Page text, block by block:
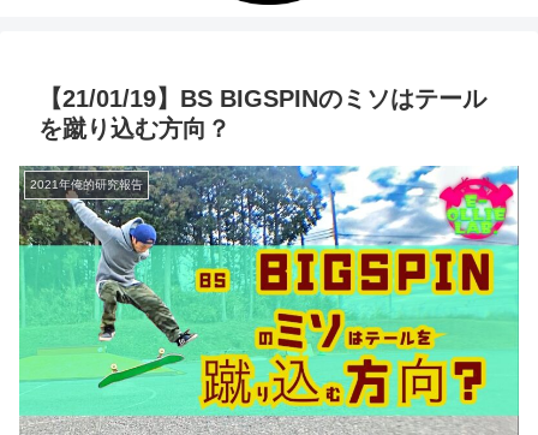
【21/01/19】BS BIGSPINのミソはテール
を蹴り込む方向？
2021年俺的研究報告